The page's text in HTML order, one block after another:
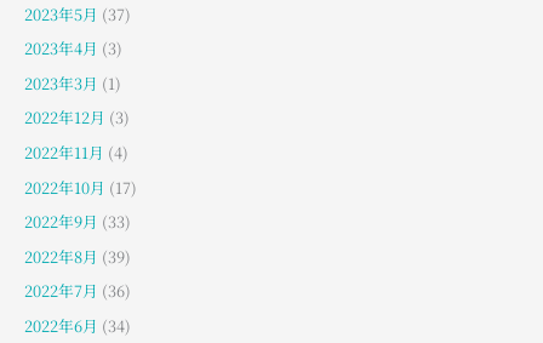
2023年5月 (37)
2023年4月 (3)
2023年3月 (1)
2022年12月 (3)
2022年11月 (4)
2022年10月 (17)
2022年9月 (33)
2022年8月 (39)
2022年7月 (36)
2022年6月 (34)